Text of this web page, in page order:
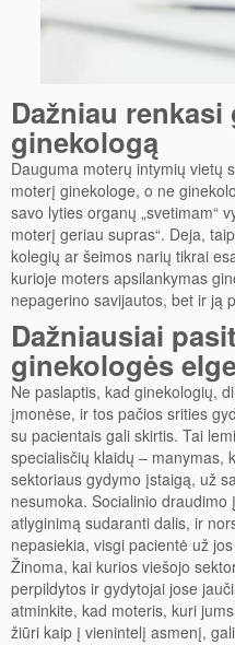
Dažniau
ginekologą
Dauguma moterų intymių vietų
moterį ginekologe, o ne
savo lyties organų „svetimam“
moterį geriau supras“. Deja,
kolegių ar šeimos narių tikrai
kurioje moters apsilankymas
nepagerino savijautos, bet ir ją
Dažniausiai
ginekologės
Ne paslaptis, kad ginekologių,
įmonėse, ir tos pačios srities
su pacientais gali skirtis. Tai
specialisčių klaidų – manymas,
sektoriaus gydymo įstaigą, už
nesumoka. Socialinio
atlyginimą sudaranti dalis, ir
nepasiekia, visgi pacientė už
Žinoma, kai kurios viešojo
perpildytos ir gydytojai jose
atminkite, kad moteris, kuri
žiūri kaip į vienintelį asmenį,